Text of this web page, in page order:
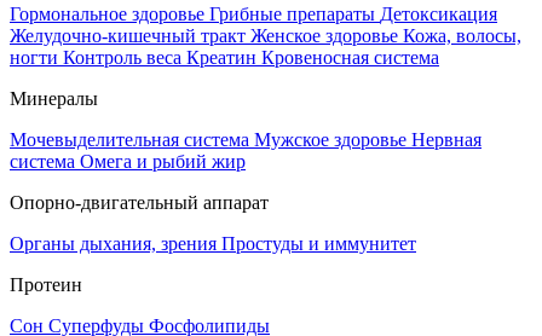
Гормональное здоровье Грибные препараты Детоксикация
Желудочно-кишечный тракт Женское здоровье Кожа, волосы,
ногти Контроль веса Креатин Кровеносная система
Минералы
Мочевыделительная система Мужское здоровье Нервная
система Омега и рыбий жир
Опорно-двигательный аппарат
Органы дыхания, зрения Простуды и иммунитет
Протеин
Сон Суперфуды Фосфолипиды